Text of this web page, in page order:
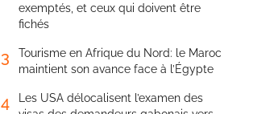
exemptés, et ceux qui doivent être
fichés
3
Tourisme en Afrique du Nord: le Maroc
maintient son avance face à l’Égypte
4
Les USA délocalisent l’examen des